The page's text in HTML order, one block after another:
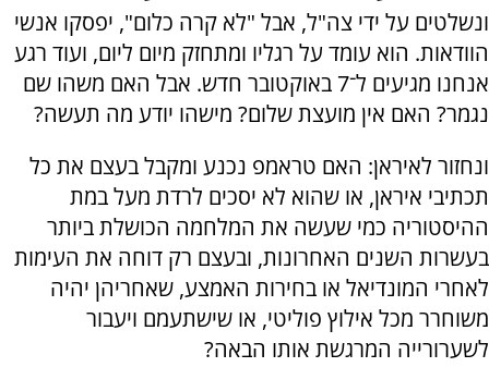
ונשלטים על ידי צה"ל, אבל "לא קרה כלום", יפסקו אנשי
הוודאות. הוא עומד על רגליו ומתחזק מיום ליום, ועוד רגע
אנחנו מגיעים ל־7 באוקטובר חדש. אבל האם משהו שם
נגמר? האם אין מועצת שלום? מישהו יודע מה תעשה?
ונחזור לאיראן: האם טראמפ נכנע ומקבל בעצם את כל
תכתיבי איראן, או שהוא לא יסכים לרדת מעל במת
ההיסטוריה כמי שעשה את המלחמה הכושלת ביותר
בעשרות השנים האחרונות, ובעצם רק דוחה את העימות
לאחרי המונדיאל או בחירות האמצע, שאחריהן יהיה
משוחרר מכל אילוץ פוליטי, או שישתעמם ויעבור
לשערורייה המרגשת אותו הבאה?